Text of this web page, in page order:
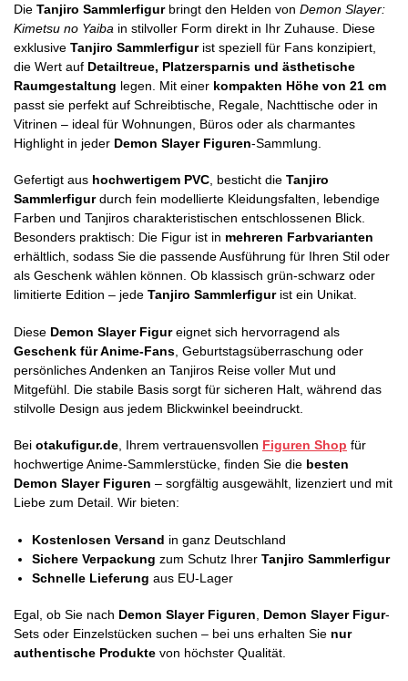
Die Tanjiro Sammlerfigurbringt den Helden von Demon Slayer:
Kimetsu no Yaiba in stilvoller Form direkt in Ihr Zuhause. Diese
exklusive Tanjiro Sammlerfigurist speziell für Fans konzipiert,
die Wert auf Detailtreue, Platzersparnis und ästhetische
Raumgestaltung legen. Mit einer kompakten Höhe von 21 cm
passt sie perfekt auf Schreibtische, Regale, Nachttische oder in
Vitrinen – ideal für Wohnungen, Büros oder als charmantes
Highlight in jeder Demon Slayer Figuren-Sammlung.
Gefertigt aus hochwertigem PVC, besticht die Tanjiro
Sammlerfigurdurch fein modellierte Kleidungsfalten, lebendige
Farben und Tanjiros charakteristischen entschlossenen Blick.
Besonders praktisch: Die Figur ist in mehreren Farbvarianten
erhältlich, sodass Sie die passende Ausführung für Ihren Stil oder
als Geschenk wählen können. Ob klassisch grün-schwarz oder
limitierte Edition – jede Tanjiro Sammlerfigurist ein Unikat.
Diese Demon Slayer Figureignet sich hervorragend als
Geschenk für Anime-Fans , Geburtstagsüberraschung oder
persönliches Andenken an Tanjiros Reise voller Mut und
Mitgefühl. Die stabile Basis sorgt für sicheren Halt, während das
stilvolle Design aus jedem Blickwinkel beeindruckt.
Bei otakufigur.de , Ihrem vertrauensvollen Figuren Shop für
hochwertige Anime-Sammlerstücke, finden Sie die besten
Demon Slayer Figuren – sorgfältig ausgewählt, lizenziert und mit
Liebe zum Detail. Wir bieten:
Kostenlosen Versand in ganz Deutschland
Sichere Verpackung zum Schutz Ihrer Tanjiro Sammlerfigur
Schnelle Lieferung aus EU-Lager
Egal, ob Sie nach Demon Slayer Figuren, Demon Slayer Figur-
Sets oder Einzelstücken suchen – bei uns erhalten Sie nur
authentische Produkte von höchster Qualität.